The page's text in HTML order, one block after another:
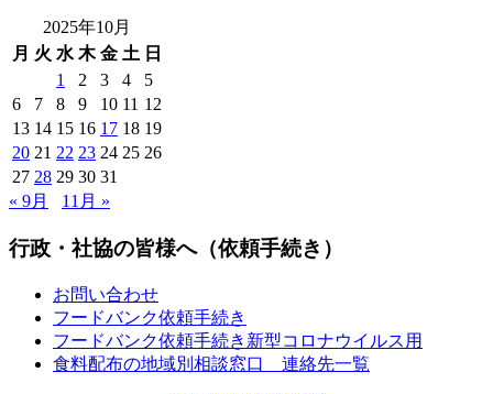
2025年10月
月 火 水 木 金 土 日
1
2 3 4
5
6
7 8 9 10 11 12
13 14 15 16 17 18 19
20 21 22 23 24 25 26
27 28 29 30 31
« 9月
11月 »
行政・社協の皆様へ（依頼手続き）
お問い合わせ
フードバンク依頼手続き
フードバンク依頼手続き新型コロナウイルス用
食料配布の地域別相談窓口 連絡先一覧